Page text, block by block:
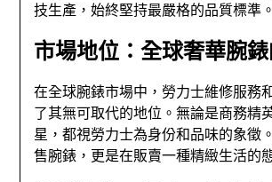
技生產，始終堅持最嚴格的品質標準。
市場地位：全球奢華腕
在全球腕錶市場中，勞力士維修服務
了其無可取代的地位。無論是商務精
星，都視勞力士為身份和品味的象徵
售腕錶，更是在販賣一種精緻生活的